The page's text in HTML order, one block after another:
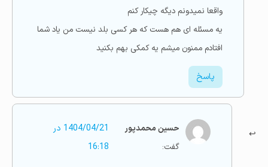
واقعا نمیدونم دیگه چیکار کنم
یه مسئله ای هم هست که هر کسی بلد نیست من یاد شما
افتادم ممنون میشم یه کمکی بهم بکنید
پاسخ
حسین محمدپور
گفت:
1404/04/21 در
16:18